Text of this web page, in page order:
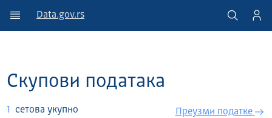
Data.gov.rs
Скупови података
1
сетова укупно
Преузми податкe